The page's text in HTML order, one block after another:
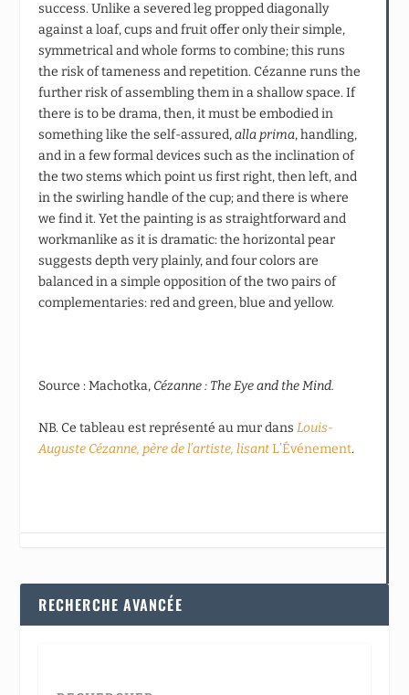
success. Unlike a severed leg propped diagonally
against a loaf, cups and fruit offer only their simple,
symmetrical and whole forms to combine; this runs
the risk of tameness and repetition. Cézanne runs the
further risk of assembling them in a shallow space. If
there is to be drama, then, it must be embodied in
something like the self-assured,alla prima, handling,
and in a few formal devices such as the inclination of
the two stems which point us first right, then left, and
in the swirling handle of the cup; and there is where
we find it. Yet the painting is as straightforward and
workmanlike as it is dramatic: the horizontal pear
suggests depth very plainly, and four colors are
balanced in a simple opposition of the two pairs of
complementaries: red and green, blue and yellow.
Source : Machotka, Cézanne : The Eye and the Mind.
NB. Ce tableau est représenté au mur dansLouis-
Auguste Cézanne, père de l’artiste, lisantL’Événement.
RECHERCHE AVANCÉE